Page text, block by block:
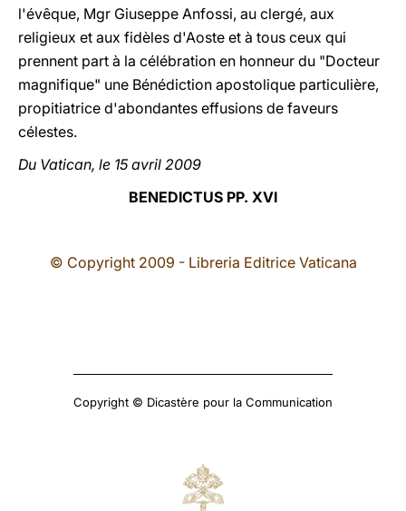
l'évêque, Mgr Giuseppe Anfossi, au clergé, aux
religieux et aux fidèles d'Aoste et à tous ceux qui
prennent part à la célébration en honneur du "Docteur
magnifique" une Bénédiction apostolique particulière,
propitiatrice d'abondantes effusions de faveurs
célestes.
Du Vatican, le 15 avril 2009
BENEDICTUS PP. XVI
© Copyright 2009 - Libreria Editrice Vaticana
Copyright © Dicastère pour la Communication